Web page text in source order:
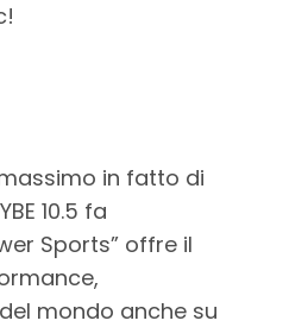
in fatto di
10.5 fa
Sports” offre il
mondo anche su